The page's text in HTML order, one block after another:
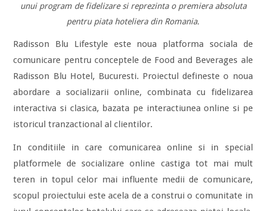
unui program de fidelizare si reprezinta o premiera absoluta
pentru piata hoteliera din Romania.
Radisson Blu Lifestyle este noua platforma sociala de
comunicare pentru conceptele de Food and Beverages ale
Radisson Blu Hotel, Bucuresti. Proiectul defineste o noua
abordare a socializarii online, combinata cu fidelizarea
interactiva si clasica, bazata pe interactiunea online si pe
istoricul tranzactional al clientilor.
In conditiile in care comunicarea online si in special
platformele de socializare online castiga tot mai mult
teren in topul celor mai influente medii de comunicare,
scopul proiectului este acela de a construi o comunitate in